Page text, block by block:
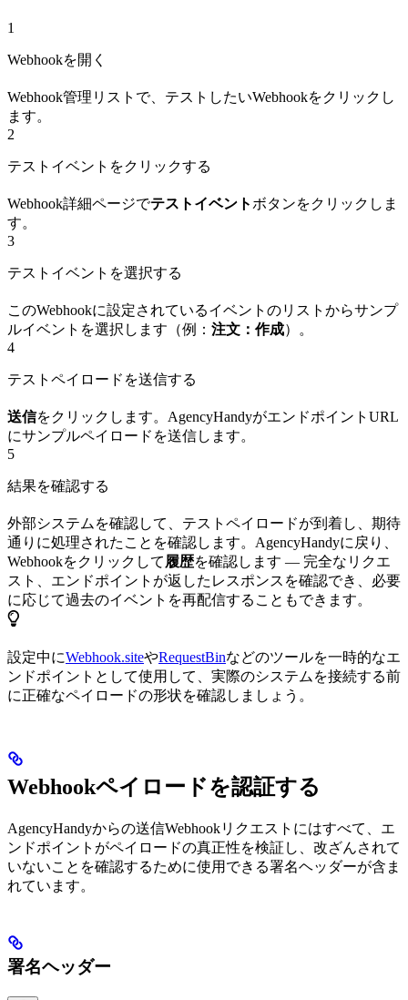
1
Webhookを開く
Webhook管理リストで、テストしたいWebhookをクリックし
ます。
2
テストイベントをクリックする
Webhook詳細ページでテストイベント ボタンをクリックしま
す。
3
テストイベントを選択する
このWebhookに設定されているイベントのリストからサンプ
ルイベントを選択します（例： 注文：作成）。
4
テストペイロードを送信する
送信をクリックします。AgencyHandyがエンドポイントURL
にサンプルペイロードを送信します。
5
結果を確認する
外部システムを確認して、テストペイロードが到着し、期待
通りに処理されたことを確認します。AgencyHandyに戻り、
Webhookをクリックして 履歴を確認します — 完全なリクエ
スト、エンドポイントが返したレスポンスを確認でき、必要
に応じて過去のイベントを再配信することもできます。
設定中にWebhook.siteやRequestBinなどのツールを一時的なエ
ンドポイントとして使用して、実際のシステムを接続する前
に正確なペイロードの形状を確認しましょう。
Webhookペイロードを認証する
AgencyHandyからの送信Webhookリクエストにはすべて、エ
ンドポイントがペイロードの真正性を検証し、改ざんされて
いないことを確認するために使用できる署名ヘッダーが含ま
れています。
署名ヘッダー